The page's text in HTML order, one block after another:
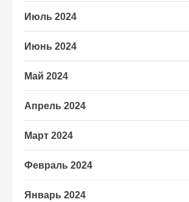
Июль 2024
Июнь 2024
Май 2024
Апрель 2024
Март 2024
Февраль 2024
Январь 2024